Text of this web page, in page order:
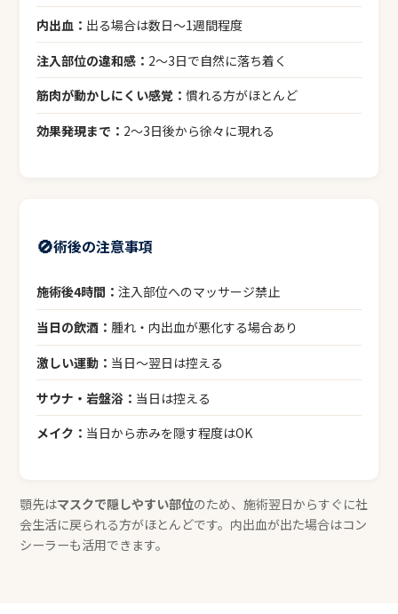
内出血： 出る場合は数日〜1週間程度
注入部位の違和感： 2〜3日で自然に落ち着く
筋肉が動かしにくい感覚：慣れる方がほとんど
効果発現まで： 2〜3日後から徐々に現れる
🚫術後の注意事項
施術後4時間：注入部位へのマッサージ禁止
当日の飲酒： 腫れ・内出血が悪化する場合あり
激しい運動： 当日〜翌日は控える
サウナ・岩盤浴： 当日は控える
メイク： 当日から赤みを隠す程度はOK
顎先はマスクで隠しやすい部位のため、施術翌日からすぐに社
会生活に戻られる方がほとんどです。内出血が出た場合はコン
シーラーも活用できます。